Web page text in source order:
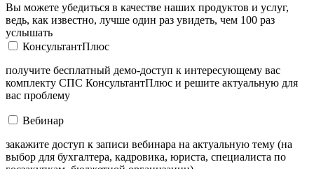
Вы можете убедиться в качестве наших продуктов и услуг,
ведь, как известно, лучше один раз увидеть, чем 100 раз
услышать
КонсультантПлюс
получите бесплатный демо-доступ к интересующему вас
комплекту СПС КонсультантПлюс и решите актуальную для
вас проблему
Вебинар
закажите доступ к записи вебинара на актуальную тему (на
выбор для бухгалтера, кадровика, юриста, специалиста по